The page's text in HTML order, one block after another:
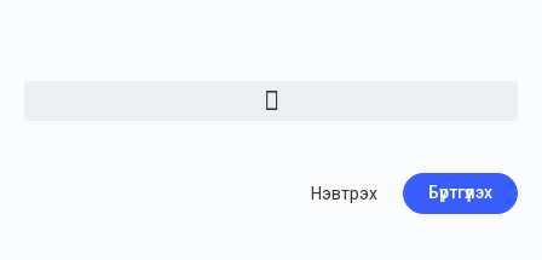
Нэвтрэх Бүртгүүлэх